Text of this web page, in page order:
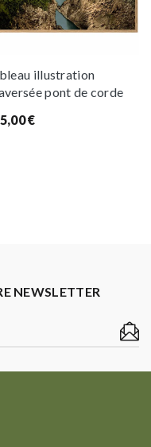
illustration
pont de corde
€
NEWSLETTER